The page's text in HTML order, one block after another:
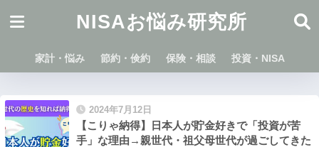
NISAお悩み研究所
家計・悩み 節約・倹約 保険・相談 投資・NISA
2024年7月12日
【こりゃ納得】日本人が貯金好きで「投資が苦
手」な理由→親世代・祖父母世代が過ごしてきた